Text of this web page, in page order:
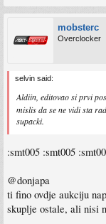
mobsterc
Overclocker
selvin said:
Aldiin, editovao si prvi
mislis da se ne vidi sta
supacki.
:smt005 :smt005
@donjapa
ti fino ovdje aukciju
skuplje ostale, ali nisi